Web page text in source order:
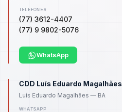
TELEFONES
(77) 3612-4407
(77) 9 9802-5076
WhatsApp
CDD Luís Eduardo Magalhães
Luís Eduardo Magalhães — BA
WHATSAPP